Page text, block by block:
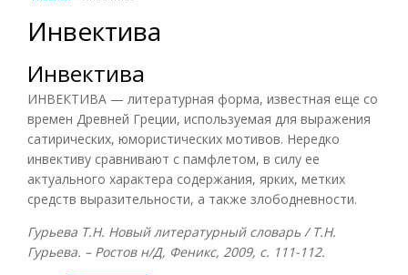
Инвектива
Инвектива
ИНВЕКТИВА — литературная форма, известная еще со
времен Древней Греции, используемая для выражения
сатирических, юмористических мотивов. Нередко
инвективу сравнивают с памфлетом, в силу ее
актуального характера содержания, ярких, метких
средств выразительности, а также злободневности.
Гурьева Т.Н. Новый литературный словарь / Т.Н.
Гурьева. – Ростов н/Д, Феникс, 2009, с. 111-112.